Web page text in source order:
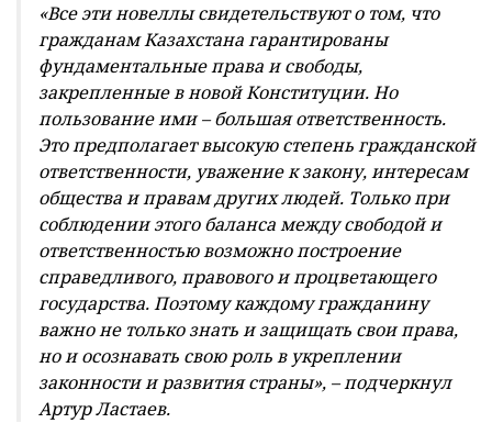
«Все эти новеллы свидетельствуют о том, что
гражданам Казахстана гарантированы
фундаментальные права и свободы,
закрепленные в новой Конституции. Но
пользование ими – большая ответственность.
Это предполагает высокую степень гражданской
ответственности, уважение к закону, интересам
общества и правам других людей. Только при
соблюдении этого баланса между свободой и
ответственностью возможно построение
справедливого, правового и процветающего
государства. Поэтому каждому гражданину
важно не только знать и защищать свои права,
но и осознавать свою роль в укреплении
законности и развития страны», – подчеркнул
Артур Ластаев.